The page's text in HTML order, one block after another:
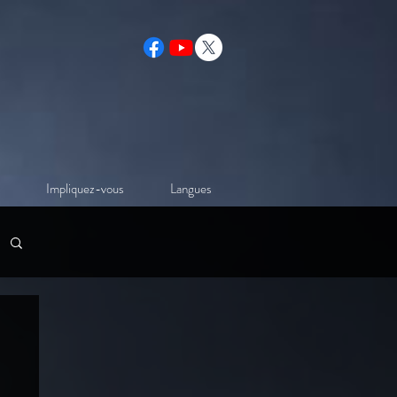
Impliquez-vous Langues